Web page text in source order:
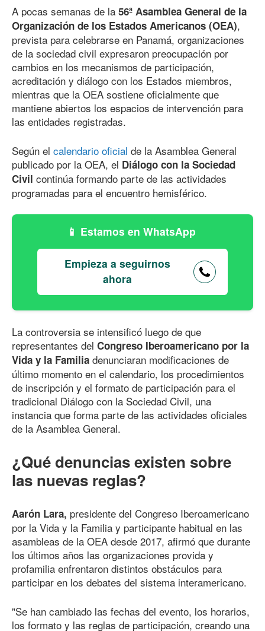
A pocas semanas de la 56ª Asamblea General de la
Organización de los Estados Americanos (OEA),
prevista para celebrarse en Panamá, organizaciones
de la sociedad civil expresaron preocupación por
cambios en los mecanismos de participación,
acreditación y diálogo con los Estados miembros,
mientras que la OEA sostiene oficialmente que
mantiene abiertos los espacios de intervención para
las entidades registradas.
Según el calendario oficial de la Asamblea General
publicado por la OEA, el Diálogo con la Sociedad
Civil continúa formando parte de las actividades
programadas para el encuentro hemisférico.
Estamos en WhatsApp
Empieza a seguirnos
ahora
La controversia se intensificó luego de que
representantes del Congreso Iberoamericano por la
Vida y la Familia denunciaran modificaciones de
último momento en el calendario, los procedimientos
de inscripción y el formato de participación para el
tradicional Diálogo con la Sociedad Civil, una
instancia que forma parte de las actividades oficiales
de la Asamblea General.
¿Qué denuncias existen sobre
las nuevas reglas?
Aarón Lara, presidente del Congreso Iberoamericano
por la Vida y la Familia y participante habitual en las
asambleas de la OEA desde 2017, afirmó que durante
los últimos años las organizaciones provida y
profamilia enfrentaron distintos obstáculos para
participar en los debates del sistema interamericano.
"Se han cambiado las fechas del evento, los horarios,
los formato y las reglas de participación, creando una